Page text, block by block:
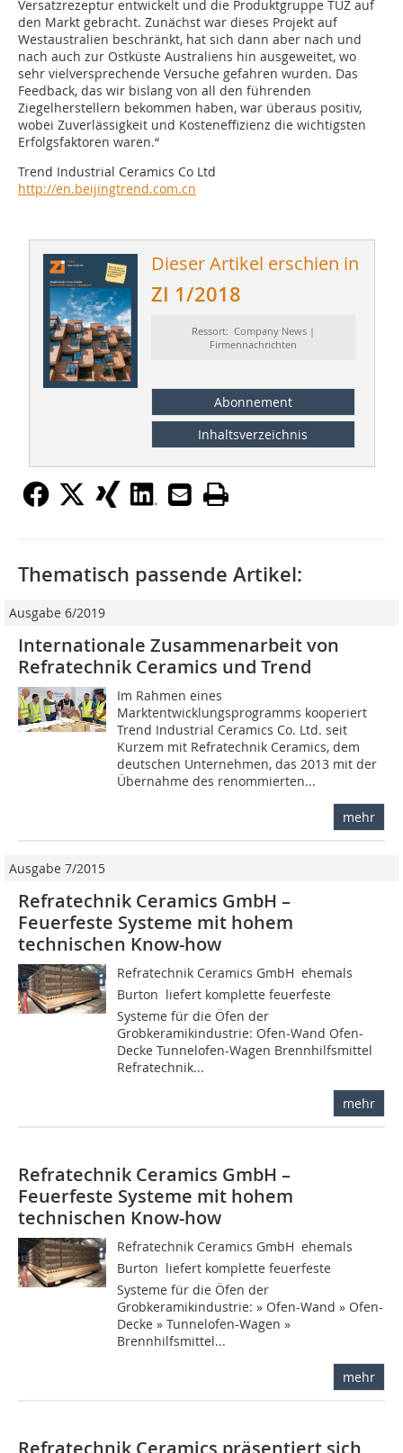
Versatzrezeptur entwickelt und die Produktgruppe TUZ auf
den Markt gebracht. Zunächst war dieses Projekt auf
Westaustralien beschränkt, hat sich dann aber nach und
nach auch zur Ostküste Australiens hin ausgeweitet, wo
sehr vielversprechende Versuche gefahren wurden. Das
Feedback, das wir bislang von all den führenden
Ziegelherstellern bekommen haben, war überaus positiv,
wobei Zuverlässigkeit und Kosteneffizienz die wichtigsten
Erfolgsfaktoren waren.“
Trend Industrial Ceramics Co Ltd
http://en.beijingtrend.com.cn
Dieser Artikel erschien in
ZI 1/2018
Ressort: Company News |
Firmennachrichten
Abonnement
Inhaltsverzeichnis
Thematisch passende Artikel:
Ausgabe 6/2019
Internationale Zusammenarbeit von
Refratechnik Ceramics und Trend
Im Rahmen eines
Marktentwicklungsprogramms kooperiert
Trend Industrial Ceramics Co. Ltd. seit
Kurzem mit Refratechnik Ceramics, dem
deutschen Unternehmen, das 2013 mit der
Übernahme des renommierten...
mehr
Ausgabe 7/2015
Refratechnik Ceramics GmbH –
Feuerfeste Systeme mit hohem
technischen Know-how
Refratechnik Ceramics GmbH  ehemals
Burton  liefert komplette feuerfeste
Systeme für die Öfen der
Grobkeramikindustrie: Ofen-Wand Ofen-
Decke Tunnelofen-Wagen Brennhilfsmittel
Refratechnik...
mehr
Refratechnik Ceramics GmbH –
Feuerfeste Systeme mit hohem
technischen Know-how
Refratechnik Ceramics GmbH  ehemals
Burton  liefert komplette feuerfeste
Systeme für die Öfen der
Grobkeramikindustrie: » Ofen-Wand » Ofen-
Decke » Tunnelofen-Wagen »
Brennhilfsmittel...
mehr
Refratechnik Ceramics präsentiert sich